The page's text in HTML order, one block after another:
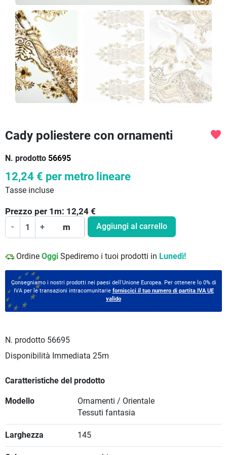
Cady poliestere con ornamenti
N. prodotto 56695
favorite
12,24 € per metro lineare
Tasse incluse
Prezzo per 1 m: 12,24 €
- + m Aggiungi al carrello
Ordine Oggi Spediremo i tuoi prodotti in Lunedì!
Consegniamo i nostri prodotti nei paesi dell'Unione Europea. Per ottenere lo 0% di
IVA per le transazioni intracomunitarie forniscici il tuo numero di partita IVA UE
valido
N. prodotto 56695
Disponibilità Immediata 25m
Caratteristiche del prodotto
Modello
Ornamenti / Orientale
Tessuti fantasia
Larghezza 145